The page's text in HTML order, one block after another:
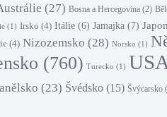
(27) Bosna a Hercegovina(2)
(1) Irsko (4) Itálie(6) Jamajka(7)
(4) Nizozemsko (28) Norsko (1)
(760) Turecko (1)
(23) Švédsko(15) Švýcarsko